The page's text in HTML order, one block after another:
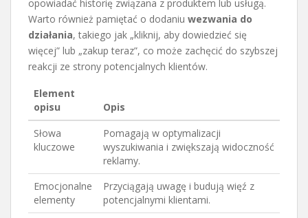
opowiadać historię związana z produktem lub usługą.
Warto również pamiętać o dodaniu wezwania do
działania, takiego jak „kliknij, aby dowiedzieć się
więcej” lub „zakup teraz”, co może zachęcić do szybszej
reakcji ze strony potencjalnych klientów.
Element
opisu
Opis
Słowa
kluczowe
Pomagają w optymalizacji
wyszukiwania i zwiększają widoczność
reklamy.
Emocjonalne
elementy
Przyciągają uwagę i budują więź z
potencjalnymi klientami.